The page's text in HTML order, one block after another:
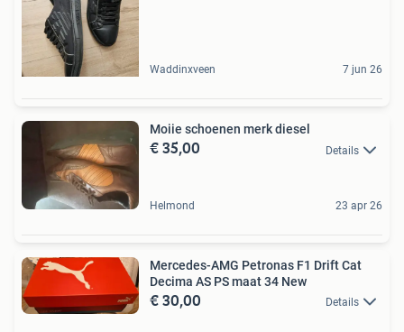
Waddinxveen 7 jun 26
Moiie schoenen merk diesel
€ 35,00 Details
Helmond 23 apr 26
Mercedes-AMG Petronas F1 Drift Cat
Decima AS PS maat 34 New
€ 30,00 Details